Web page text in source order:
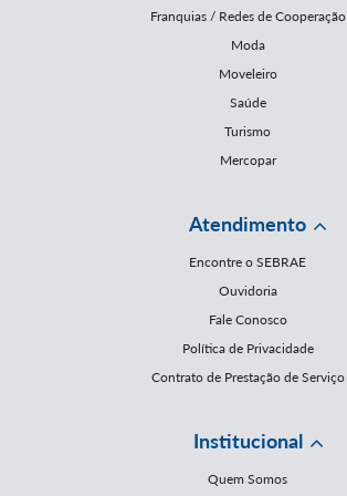
Franquias / Redes de Cooperação
Moda
Moveleiro
Saúde
Turismo
Mercopar
Atendimento
Encontre o SEBRAE
Ouvidoria
Fale Conosco
Política de Privacidade
Contrato de Prestação de Serviço
Institucional
Quem Somos